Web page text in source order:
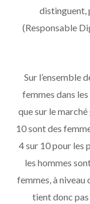
distinguent,
(Responsable
Sur l’ensemble
femmes dans
que sur le
10 sont des
4 sur 10 pour les
les hommes
femmes, à
tient donc